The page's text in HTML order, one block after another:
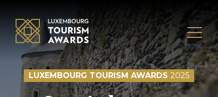
LUXEMBOURG TOURISM AWARDS 2025